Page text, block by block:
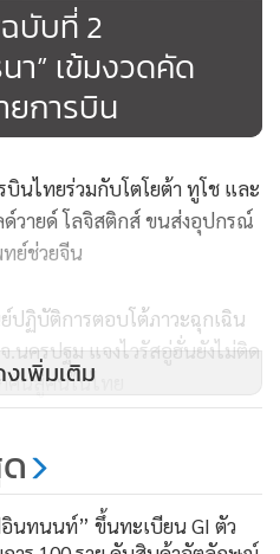
บับที่ 2
า” เข้มงวดคัด
ยการบิน
บินไทยร่วมกับโตโยต้า ทูโช และ
ด์วายด์ โลจิสติกส์ ขนส่งอุปกรณ์
ย์ช่วยจีน
ปฏิบัติการตอบโต้ภาวะฉุกเฉิน
.นครปฐม แจงไวรัสอู่ฮั่นยังไม่ติด
คนสู่คนในไทย
ขอรับสัมปทานบัตรแร่โดโลไมต์
รียมยื่นพรุ่งนี้
เพิ่มเติม
อินทนนท์” ขึ้นทะเบียน GI ตัว